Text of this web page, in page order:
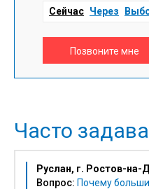
Сейчас Через
Позвоните мне
Часто
Руслан, г. Ростов-на-
Вопрос: Почему